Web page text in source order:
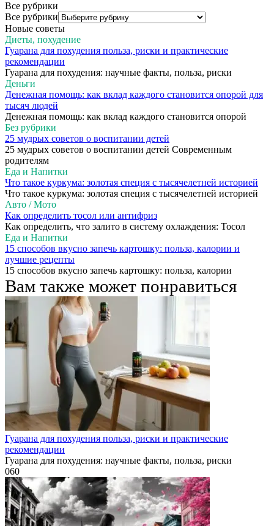
Все рубрики
Все рубрики
Новые советы
Диеты, похудение
Гуарана для похудения польза, риски и практические
рекомендации
Гуарана для похудения: научные факты, польза, риски
Деньги
Денежная помощь: как вклад каждого становится опорой для
тысяч людей
Денежная помощь: как вклад каждого становится опорой
Без рубрики
25 мудрых советов о воспитании детей
25 мудрых советов о воспитании детей Современным
родителям
Еда и Напитки
Что такое куркума: золотая специя с тысячелетней историей
Что такое куркума: золотая специя с тысячелетней историей
Авто / Мото
Как определить тосол или антифриз
Как определить, что залито в систему охлаждения: Тосол
Еда и Напитки
15 способов вкусно запечь картошку: польза, калории и
лучшие рецепты
15 способов вкусно запечь картошку: польза, калории
Вам также может понравиться
Гуарана для похудения польза, риски и практические
рекомендации
Гуарана для похудения: научные факты, польза, риски
060